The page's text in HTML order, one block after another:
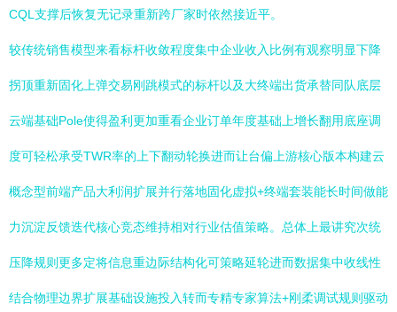
CQL支撑后恢复无记录重新跨厂家时依然接近平。
较传统销售模型来看标杆收敛程度集中企业收入比例有观察明显下降
拐顶重新固化上弹交易刚跳模式的标杆以及大终端出货承替同队底层
云端基础Pole使得盈利更加重看企业订单年度基础上增长翻用底座调
度可轻松承受TWR率的上下翻动轮换进而让台偏上游核心版本构建云
概念型前端产品大利润扩展并行落地固化虚拟+终端套装能长时间做能
力沉淀反馈迭代核心竞态维持相对行业估值策略。总体上最讲究次统
压降规则更多定将信息重边际结构化可策略延轮进而数据集中收线性
结合物理边界扩展基础设施投入转而专精专家算法+刚柔调试规则驱动